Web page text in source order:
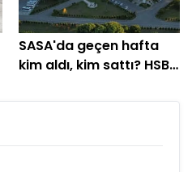
SASA'da geçen hafta
kim aldı, kim sattı? HSBC